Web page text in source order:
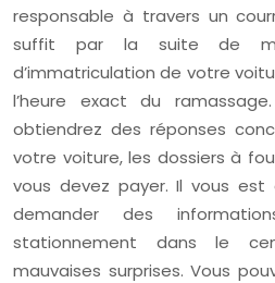
responsable à travers un
suffit par la suite de
d’immatriculation de votre
l’heure exact du
obtiendrez des réponses
votre voiture, les dossiers à
vous devez payer. Il vous
demander des
stationnement dans le
mauvaises surprises. Vous